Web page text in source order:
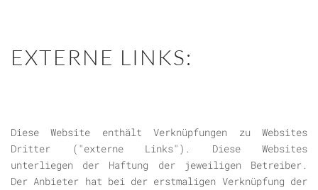
EXTERNE LINKS:
Diese Website enthält Verknüpfungen zu Websites
Dritter ("externe Links"). Diese Websites
unterliegen der Haftung der jeweiligen Betreiber.
Der Anbieter hat bei der erstmaligen Verknüpfung der